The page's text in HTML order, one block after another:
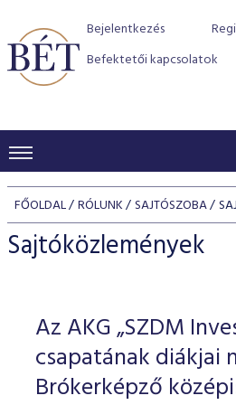
Bejelentkezés
Befektetői kapcsolatok
KERESKEDÉSI ADATOK
INDEXEK
Jelzáloglevél indexek
Vállalati kötvény indexek
Azonnali Piac
Részvények
Származékos piac
BEFEKTETŐK
Részvény szekció
Hitelpapír szekció
BÉT szabályzatok
Befektetővédelem
Alkalmazott díjstruktúra
Elszámolás
Részvény és vállalati kötvény
program
BÉT Xtend - Részvénypiac
TŐZSDETAGOK
Tőzsdetagok, üzletkötők
VENDOROK
FŐOLDAL RÓLUNK SAJTÓSZOBA
Sajtóközlemények
Az AKG „SZDM
csapatának diákjai
Brókerképző